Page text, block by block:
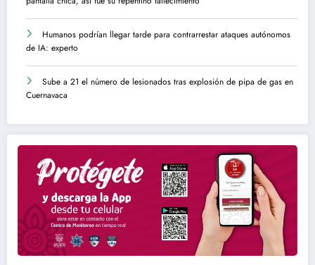
Humanos podrían llegar tarde para contrarrestar ataques autónomos
de IA: experto
Sube a 21 el número de lesionados tras explosión de pipa de gas en
Cuernavaca